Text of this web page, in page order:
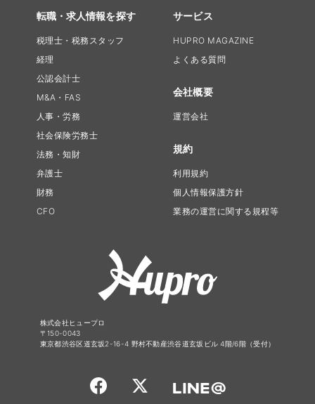
転職・求人情報を探す
税理士・税務スタッフ
経理
公認会計士
M&A・FAS
人事・労務
社会保険労務士
法務・知財
弁護士
財務
CFO
サービス
HUPRO MAGAZINE
よくある質問
会社概要
運営会社
規約
利用規約
個人情報保護方針
業務の運営に関する規程等
株式会社ヒュープロ
〒150-0043
東京都渋谷区道玄坂2-16-4 野村不動産渋谷道玄坂ビル 4階/6階（受付）